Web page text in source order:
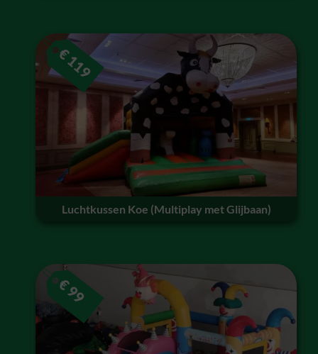
Luchtkussen Koe (Multiplay met Glijbaan)
€
119
€
99